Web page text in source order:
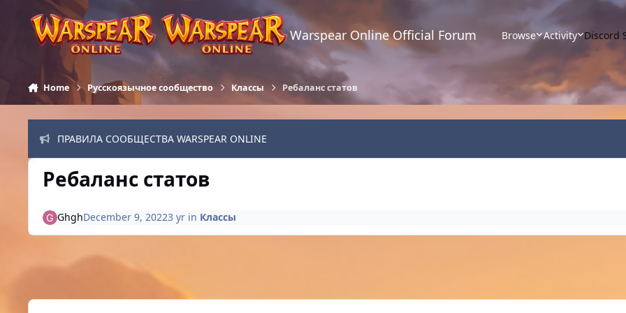
Skip to content
Warspear Online Official Forum Browse Activity Discord
Home Русскоязычное сообщество Классы Ребаланс статов
ПРАВИЛА СООБЩЕСТВА WARSPEAR ONLINE
Ребаланс статов
GhghDecember 9, 20223 yr in Классы